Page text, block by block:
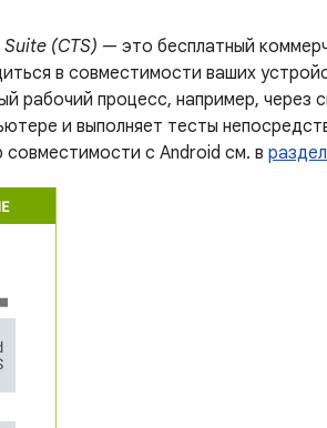
(CTS) — это бесплатный
в совместимости ваших
рабочий процесс, например, через
и выполняет тесты
с Android см. в